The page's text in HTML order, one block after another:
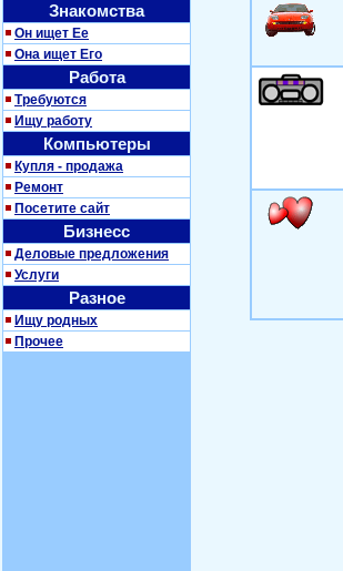
Знакомства
Он ищет Ее
Она ищет Его
Работа
Требуются
Ищу работу
Компьютеры
Купля - продажа
Ремонт
Посетите сайт
Бизнесс
Деловые предложения
Услуги
Разное
Ищу родных
Прочее